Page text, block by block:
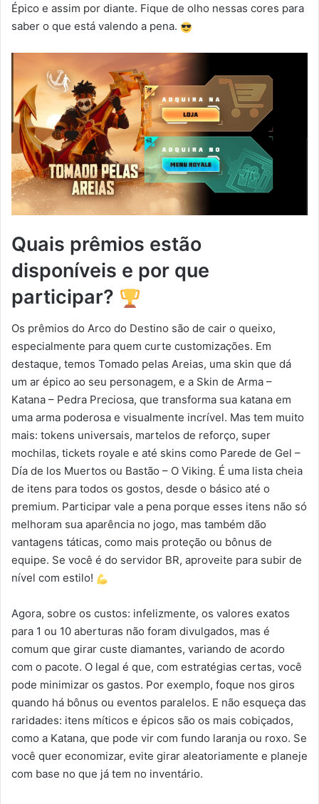
Épico e assim por diante. Fique de olho nessas cores para
saber o que está valendo a pena.
Quais prêmios estão
disponíveis e por que
participar?
Os prêmios do Arco do Destino são de cair o queixo,
especialmente para quem curte customizações. Em
destaque, temos Tomado pelas Areias, uma skin que dá
um ar épico ao seu personagem, e a Skin de Arma –
Katana – Pedra Preciosa, que transforma sua katana em
uma arma poderosa e visualmente incrível. Mas tem muito
mais: tokens universais, martelos de reforço, super
mochilas, tickets royale e até skins como Parede de Gel –
Día de los Muertos ou Bastão – O Viking. É uma lista cheia
de itens para todos os gostos, desde o básico até o
premium. Participar vale a pena porque esses itens não só
melhoram sua aparência no jogo, mas também dão
vantagens táticas, como mais proteção ou bônus de
equipe. Se você é do servidor BR, aproveite para subir de
nível com estilo!
Agora, sobre os custos: infelizmente, os valores exatos
para 1 ou 10 aberturas não foram divulgados, mas é
comum que girar custe diamantes, variando de acordo
com o pacote. O legal é que, com estratégias certas, você
pode minimizar os gastos. Por exemplo, foque nos giros
quando há bônus ou eventos paralelos. E não esqueça das
raridades: itens míticos e épicos são os mais cobiçados,
como a Katana, que pode vir com fundo laranja ou roxo. Se
você quer economizar, evite girar aleatoriamente e planeje
com base no que já tem no inventário.